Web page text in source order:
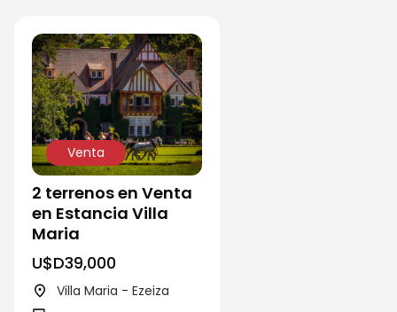
Venta
2 terrenos en Venta
en Estancia Villa
Maria
U$D39,000
Villa Maria - Ezeiza